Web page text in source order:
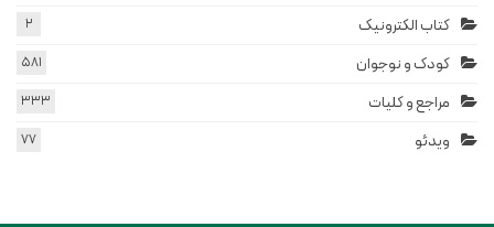
کتاب الکترونیک 2
کودک و نوجوان 581
مراجع و کلیات 333
ویدئو 77